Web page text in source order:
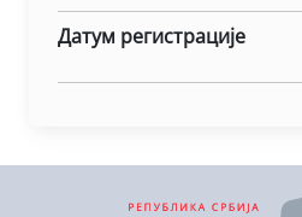
Датум регистрације